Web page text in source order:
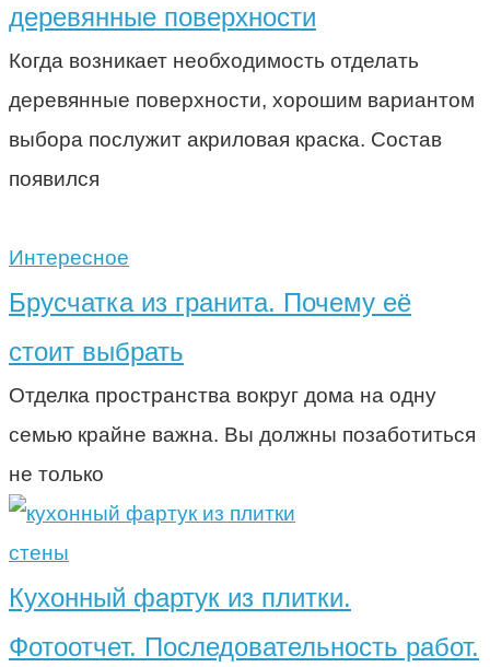
деревянные поверхности
Когда возникает необходимость отделать
деревянные поверхности, хорошим вариантом
выбора послужит акриловая краска. Состав
появился
Интересное
Брусчатка из гранита. Почему её
стоит выбрать
Отделка пространства вокруг дома на одну
семью крайне важна. Вы должны позаботиться
не только
стены
Кухонный фартук из плитки.
Фотоотчет. Последовательность работ.